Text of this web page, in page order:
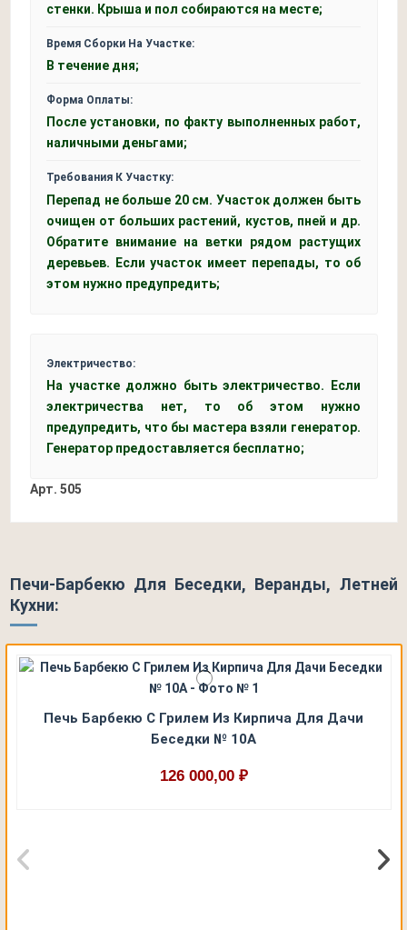
стенки. Крыша и пол собираются на месте;
Время Сборки На Участке:
В течение дня;
Форма Оплаты:
После установки, по факту выполненных работ,
наличными деньгами;
Требования К Участку:
Перепад не больше 20 см. Участок должен быть
очищен от больших растений, кустов, пней и др.
Обратите внимание на ветки рядом растущих
деревьев. Если участок имеет перепады, то об
этом нужно предупредить;
Электричество:
На участке должно быть электричество. Если
электричества нет, то об этом нужно
предупредить, что бы мастера взяли генератор.
Генератор предоставляется бесплатно;
Арт. 505
Печи-Барбекю Для Беседки, Веранды, Летней
Кухни:
Печь Барбекю С Грилем Из Кирпича Для Дачи
Беседки № 10А
126 000,00 ₽